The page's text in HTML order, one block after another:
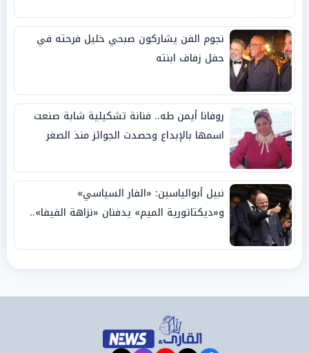
نجوم الفن يشاركون صبحي خليل فرحته في
حفل زفاف ابنته
روفانا أيمن طه.. فنانة تشكيلية شابة صنعت
اسمها بالإبداع وحصدت الجوائز منذ الصغر
نبيل أبوالياسين: «الفار السياسي»
و«ديكتاتورية الميم» يدفنان «نزاهة الفيفا»..